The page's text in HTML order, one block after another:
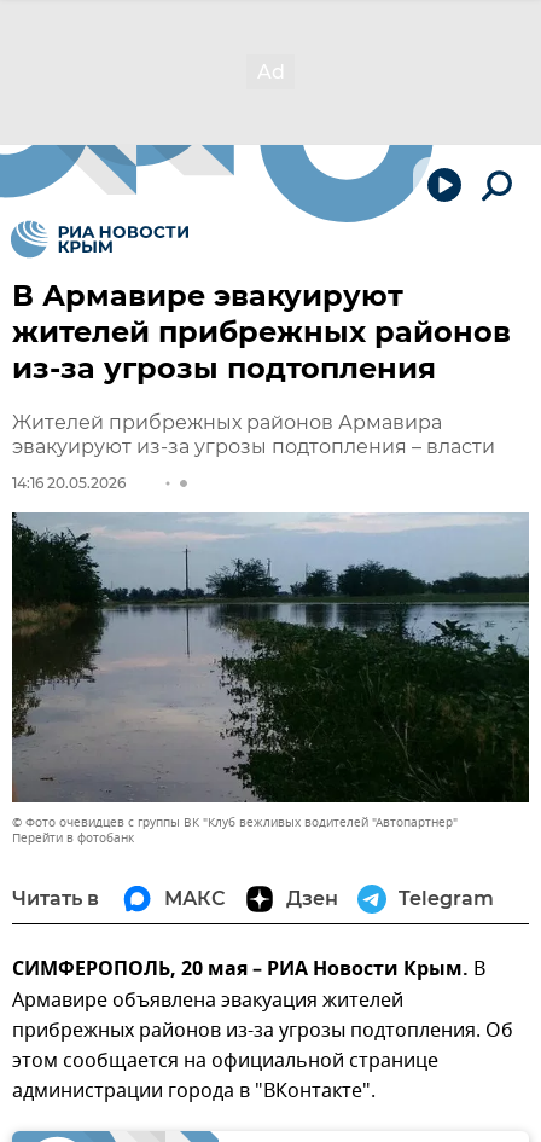
В Армавире эвакуируют
жителей прибрежных районов
из-за угрозы подтопления
Жителей прибрежных районов Армавира
эвакуируют из-за угрозы подтопления – власти
14:16 20.05.2026
© Фото очевидцев с группы ВК "Клуб вежливых водителей "Автопартнер"
Перейти в фотобанк
Читать в МАКС Дзен Telegram
СИМФЕРОПОЛЬ, 20 мая – РИА Новости Крым. В
Армавире объявлена эвакуация жителей
прибрежных районов из-за угрозы подтопления. Об
этом сообщается на официальной странице
администрации города в "ВКонтакте".